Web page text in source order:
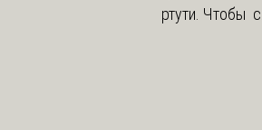
ртути. Чтобы с...